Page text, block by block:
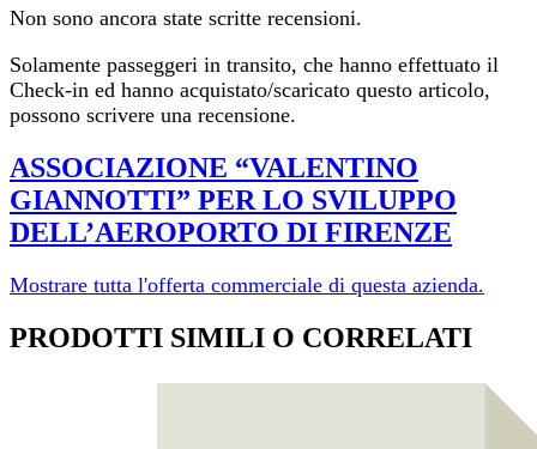
Non sono ancora state scritte recensioni.
Solamente passeggeri in transito, che hanno effettuato il
Check-in ed hanno acquistato/scaricato questo articolo,
possono scrivere una recensione.
ASSOCIAZIONE “VALENTINO
GIANNOTTI” PER LO SVILUPPO
DELL’AEROPORTO DI FI­RENZE
Mostrare tutta l'offerta commerciale di questa azienda.
PRODOTTI SIMILI O CORRELATI